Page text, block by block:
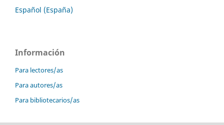
Español (España)
Información
Para lectores/as
Para autores/as
Para bibliotecarios/as